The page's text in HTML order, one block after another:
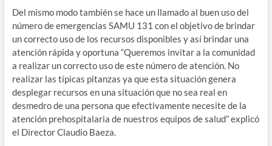
Del mismo modo también se hace un llamado al buen uso del
número de emergencias SAMU 131 con el objetivo de brindar
un correcto uso de los recursos disponibles y así brindar una
atención rápida y oportuna “Queremos invitar a la comunidad
a realizar un correcto uso de este número de atención. No
realizar las típicas pitanzas ya que esta situación genera
desplegar recursos en una situación que no sea real en
desmedro de una persona que efectivamente necesite de la
atención prehospitalaria de nuestros equipos de salud” explicó
el Director Claudio Baeza.